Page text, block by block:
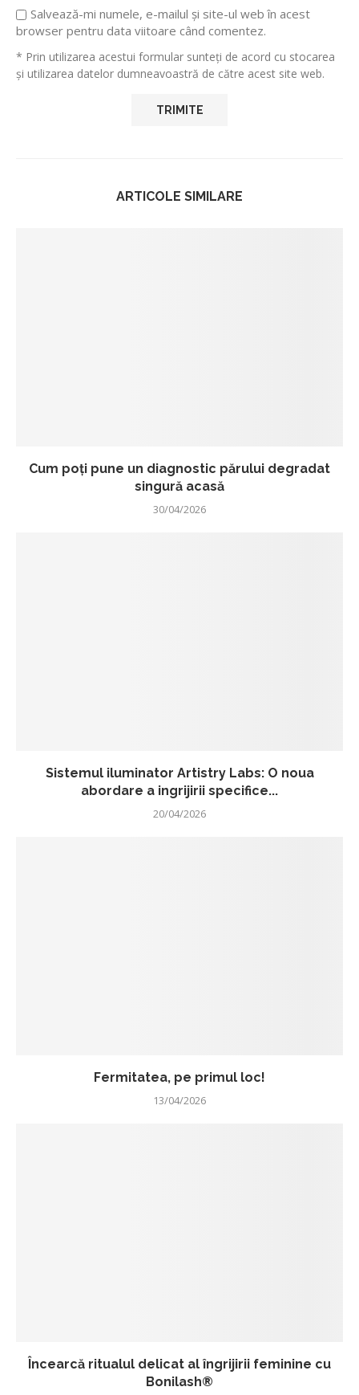
Salvează-mi numele, e-mailul și site-ul web în acest
browser pentru data viitoare când comentez.
* Prin utilizarea acestui formular sunteți de acord cu stocarea
și utilizarea datelor dumneavoastră de către acest site web.
ARTICOLE SIMILARE
Cum poți pune un diagnostic părului degradat
singură acasă
30/04/2026
Sistemul iluminator Artistry Labs: O noua
abordare a ingrijirii specifice...
20/04/2026
Fermitatea, pe primul loc!
13/04/2026
Încearcă ritualul delicat al îngrijirii feminine cu
Bonilash®